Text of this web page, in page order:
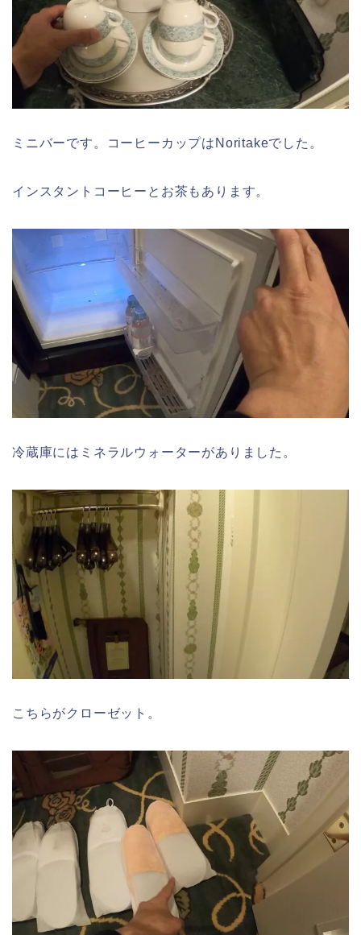
ミニバーです。コーヒーカップはNoritakeでした。
インスタントコーヒーとお茶もあります。
冷蔵庫にはミネラルウォーターがありました。
こちらがクローゼット。